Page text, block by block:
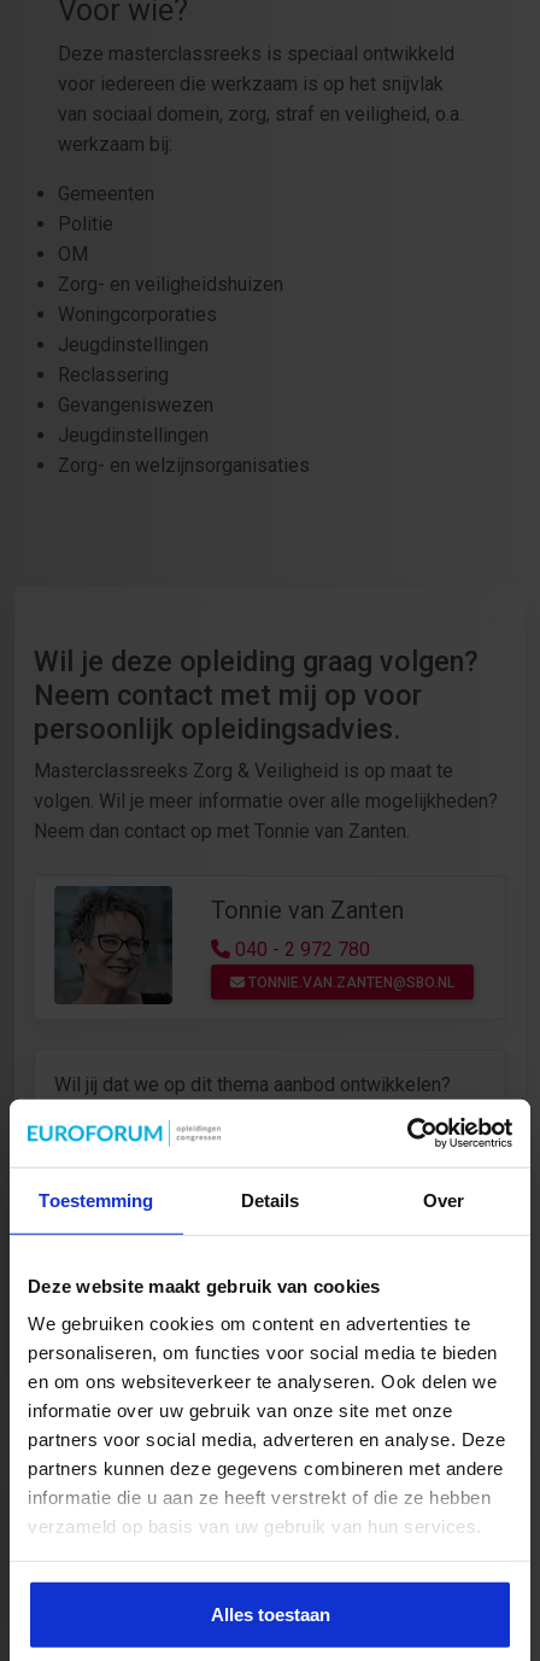
Toestemming Details Over
Deze website maakt gebruik van cookies
We gebruiken cookies om content en advertenties te
personaliseren, om functies voor social media te bieden
en om ons websiteverkeer te analyseren. Ook delen we
informatie over uw gebruik van onze site met onze
partners voor social media, adverteren en analyse. Deze
partners kunnen deze gegevens combineren met andere
informatie die u aan ze heeft verstrekt of die ze hebben
verzameld op basis van uw gebruik van hun services.
Alles toestaan
Voor wie?
Deze masterclassreeks is speciaal ontwikkeld
voor iedereen die werkzaam is op het snijvlak
van sociaal domein, zorg, straf en veiligheid, o.a.
werkzaam bij:
Gemeenten
Politie
OM
Zorg- en veiligheidshuizen
Woningcorporaties
Jeugdinstellingen
Reclassering
Gevangeniswezen
Jeugdinstellingen
Zorg- en welzijnsorganisaties
Wil je deze opleiding graag volgen?
Neem contact met mij op voor
persoonlijk opleidingsadvies.
Masterclassreeks Zorg & Veiligheid is op maat te
volgen. Wil je meer informatie over alle mogelijkheden?
Neem dan contact op met Tonnie van Zanten.
Tonnie van Zanten
040 - 2 972 780
TONNIE.VAN.ZANTEN@SBO.NL
Wil jij dat we op dit thema aanbod ontwikkelen?
Klik op onderstaande knop om je interesse te
tonen!
Bij voldoende interesse gaan we zo snel mogelijk
voor je aan de slag!